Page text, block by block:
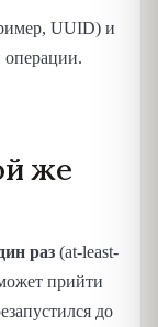
UUID) и
операции.
же
раз (at-least-
прийти
до